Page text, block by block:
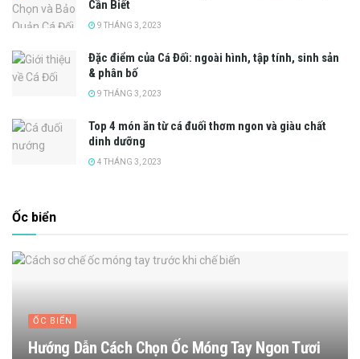
Cần Biết
9 THÁNG 3, 2023
Đặc điểm của Cá Đối: ngoài hình, tập tính, sinh sản
& phân bố
9 THÁNG 3, 2023
Top 4 món ăn từ cá đuối thơm ngon và giàu chất
dinh dưỡng
4 THÁNG 3, 2023
Ốc biển
ỐC BIỂN
Hướng Dẫn Cách Chọn Ốc Móng Tay Ngon Tươi